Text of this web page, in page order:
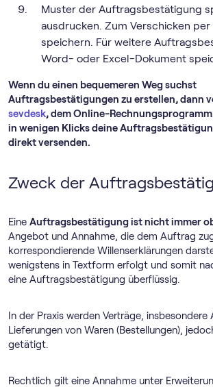
Muster der Auftragsbestätigung
ausdrucken. Zum Verschicken per
speichern. Für weitere
Word- oder Excel-Dokument
Wenn du einen bequemeren Weg suchst
Auftragsbestätigungen zu erstellen, dann
sevdesk, dem Online-
in wenigen Klicks deine
direkt versenden.
Zweck der
Eine Auftragsbestätigung ist nicht immer
Angebot und Annahme, die dem Auftrag
korrespondierende Willenserklärungen
wenigstens in Textform erfolgt und somit
eine Auftragsbestätigung überflüssig.
In der Praxis werden Verträge,
Lieferungen von Waren (Bestellungen),
getätigt.
Rechtlich gilt eine Annahme unter